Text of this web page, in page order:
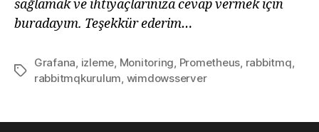
sağlamak ve ihtiyaçlarınıza cevap vermek için
buradayım. Teşekkür ederim…
Etiketler
Grafana, izleme, Monitoring, Prometheus, rabbitmq,
rabbitmqkurulum, wimdowsserver